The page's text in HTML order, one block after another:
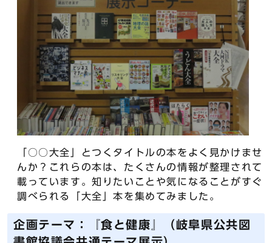
「○○大全」とつくタイトルの本をよく見かけませ
んか？これらの本は、たくさんの情報が整理されて
載っています。知りたいことや気になることがすぐ
調べられる「大全」本を集めてみました。
企画テーマ：『食と健康』（岐阜県公共図